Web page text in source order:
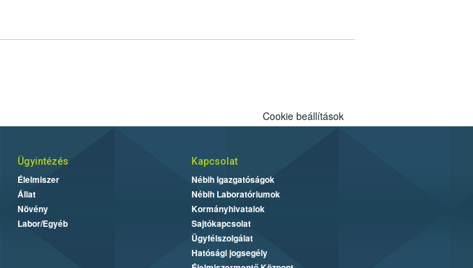
Cookie beállítások
Ügyintézés
Élelmiszer
Állat
Növény
Labor/Egyéb
Kapcsolat
Nébih Igazgatóságok
Nébih Laboratóriumok
Kormányhivatalok
Sajtókapcsolat
Ügyfélszolgálat
Hatósági jogsegély